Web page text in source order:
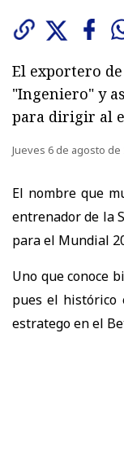
El exportero
"Ingeniero" y
para dirigir al
Jueves 6 de agosto de
El nombre que
entrenador de la
para el Mundial
Uno que conoce
pues el histórico
estratego en el